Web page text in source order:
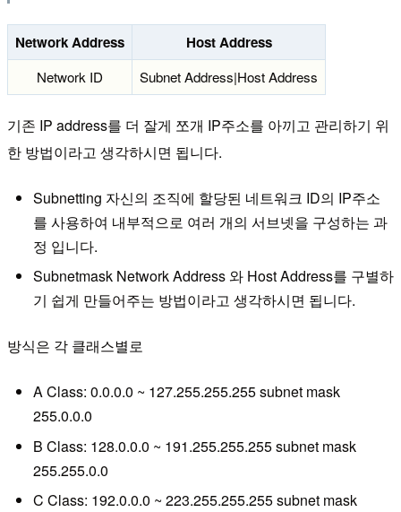
Network Address Host Address
Network ID Subnet Address|Host Address
기존 IP address를 더 잘게 쪼개 IP주소를 아끼고 관리하기 위
한 방법이라고 생각하시면 됩니다.
Subnetting 자신의 조직에 할당된 네트워크 ID의 IP주소
를 사용하여 내부적으로 여러 개의 서브넷을 구성하는 과
정 입니다.
Subnetmask Network Address 와 Host Address를 구별하
기 쉽게 만들어주는 방법이라고 생각하시면 됩니다.
방식은 각 클래스별로
A Class: 0.0.0.0 ~ 127.255.255.255 subnet mask
255.0.0.0
B Class: 128.0.0.0 ~ 191.255.255.255 subnet mask
255.255.0.0
C Class: 192.0.0.0 ~ 223.255.255.255 subnet mask